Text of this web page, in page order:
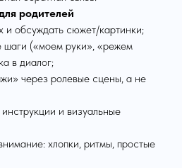
родителей
и обсуждать сюжет/картинки;
шаги («моем руки», «режем
в диалог;
через ролевые сцены, а не
и визуальные
хлопки, ритмы, простые